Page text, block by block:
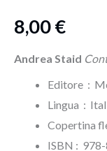
8,00€
Andrea Staid
Lingua ‏ : ‎
Copertina
ISBN‏ :